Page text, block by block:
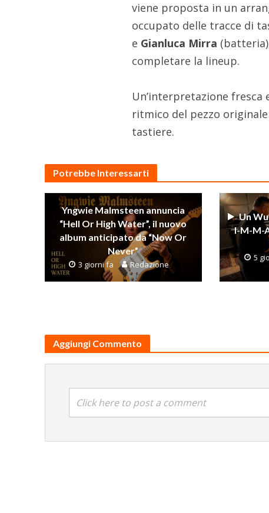
viene proposta in un
occupato delle tracce di
e Gianluca Mirra
completare la lineup.
Un’interpretazione
ritmico del pezzo
tastiere.
Potrebbe Interessarti
Yngwie Malmsteen annuncia
“Hell Or High Water”, il nuovo
album anticipato da “Now Or
Never”
3 giorni fa Redazione
Un
I-M-M-
5
Aggiungi Commento
Click here to post a comment